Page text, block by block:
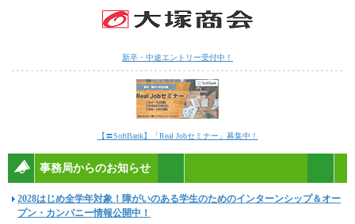
新卒・中途エントリー受付中！
【〓SoftBank】「Real Jobセミナー」募集中！
事務局からのお知らせ
2028はじめ全学年対象！障がいのある学生のためのインターンシップ＆オー
プン・カンパニー情報公開中！